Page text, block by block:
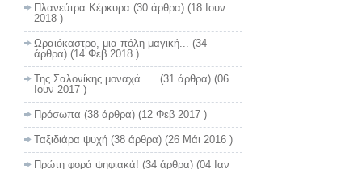
Πλανεύτρα Κέρκυρα (30 άρθρα) (18 Ιουν
2018 )
Ωραιόκαστρο, μια πόλη μαγική...
(34
άρθρα) (14 Φεβ 2018 )
Της Σαλονίκης μοναχά ....
(31 άρθρα) (06
Ιουν 2017 )
Πρόσωπα (38 άρθρα) (12 Φεβ 2017 )
Ταξιδιάρα ψυχή (38 άρθρα) (26 Μάι 2016 )
Πρώτη φορά ψηφιακά! (34 άρθρα) (04 Ιαν